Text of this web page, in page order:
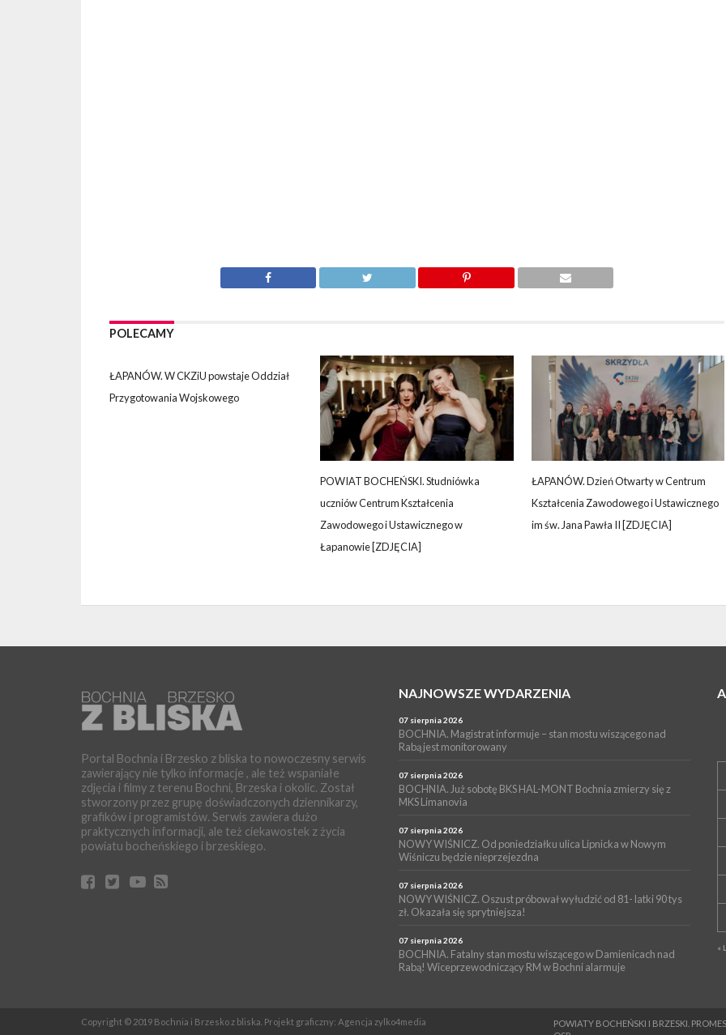
POLECAMY
ŁAPANÓW. W CKZiU powstaje Oddział
Przygotowania Wojskowego
POWIAT BOCHEŃSKI. Studniówka
uczniów Centrum Kształcenia
Zawodowego i Ustawicznego w
Łapanowie [ZDJĘCIA]
ŁAPANÓW. Dzień Otwarty w Centrum
Kształcenia Zawodowego i Ustawicznego
im św. Jana Pawła II [ZDJĘCIA]
Portal Bochnia i Brzesko z bliska to nowoczesny serwis
zawierający nie tylko informacje , ale też wspaniałe
zdjęcia i filmy z terenu Bochni, Brzeska i okolic. Został
stworzony przez grupę doświadczonych dziennikarzy,
grafików i programistów. Serwis zawiera dużo
praktycznych informacji, ale też ciekawostek z życia
powiatu bocheńskiego i brzeskiego.
NAJNOWSZE WYDARZENIA
07 sierpnia 2026
BOCHNIA. Magistrat informuje – stan mostu wiszącego nad
Rabą jest monitorowany
07 sierpnia 2026
BOCHNIA. Już sobotę BKS HAL-MONT Bochnia zmierzy się z
MKS Limanovia
07 sierpnia 2026
NOWY WIŚNICZ. Od poniedziałku ulica Lipnicka w Nowym
Wiśniczu będzie nieprzejezdna
07 sierpnia 2026
NOWY WIŚNICZ. Oszust próbował wyłudzić od 81- latki 90 tys
zł. Okazała się sprytniejsza!
07 sierpnia 2026
BOCHNIA. Fatalny stan mostu wiszącego w Damienicach nad
Rabą! Wiceprzewodniczący RM w Bochni alarmuje
«
POWIATY BOCHEŃSKI I BRZESKI.
Copyright © 2019 Bochnia i Brzesko z bliska. Projekt graficzny: Agencja zylko4media